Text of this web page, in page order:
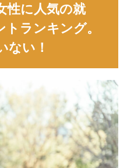
性に人気の就
ランキング。
ない！